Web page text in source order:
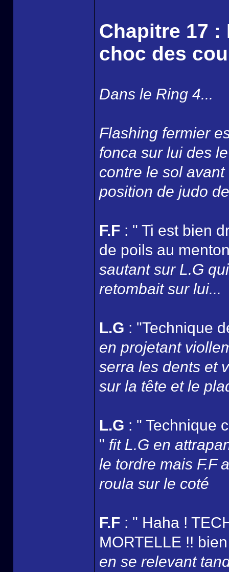
Chapitre 17 :
choc des
Dans le Ring 4...
Flashing fermier
fonca sur lui des
contre le sol
position de judo
F.F : " Ti est bien
de poils au
sautant sur L.G
retombait sur lui...
L.G : "Technique
en projetant
serra les dents et
sur la tête et le
L.G : " Technique
" fit L.G en
le tordre mais F.F
roula sur le coté
F.F : " Haha !
MORTELLE !!
en se relevant